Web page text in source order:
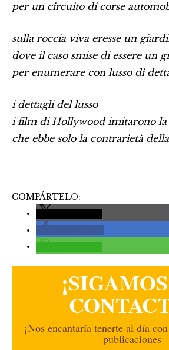
per un circuito di corse
sulla roccia viva eresse un
dove il caso smise di essere un
per enumerare con lusso di
i dettagli del lusso
i film di Hollywood imitarono la
che ebbe solo la contrarietà
COMPÁRTELO:
¡Nos encantaría tenerte al día
publicaciones